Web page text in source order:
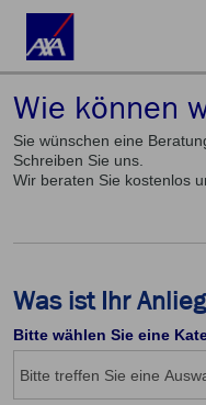
Wie können
Sie wünschen eine
Schreiben Sie uns.
Wir beraten Sie kostenlos
Was ist Ihr
Bitte wählen Sie eine